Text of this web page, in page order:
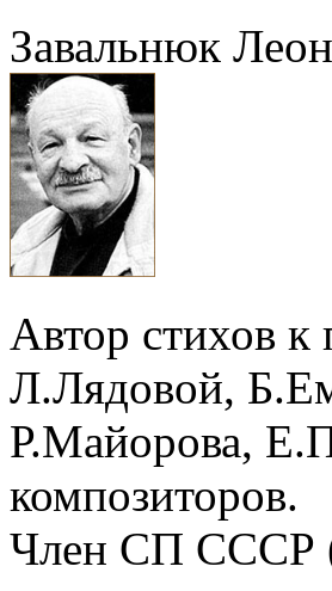
Завальнюк
Автор стихов
Л.Лядовой,
Р.Майорова,
композиторов.
Член СП СССР